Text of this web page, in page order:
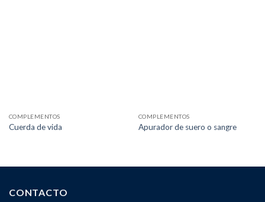
COMPLEMENTOS
Cuerda de vida
COMPLEMENTOS
Apurador de suero o sangre
CONTACTO